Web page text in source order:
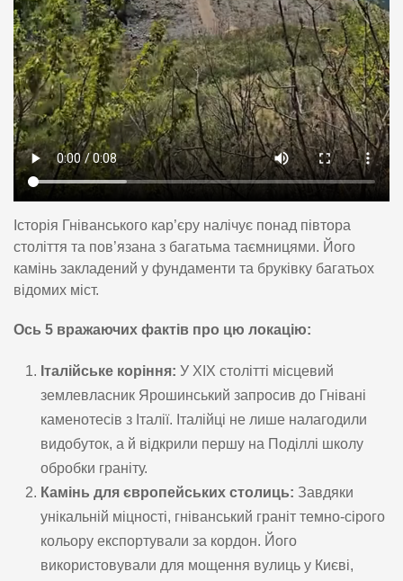
Історія Гніванського кар’єру налічує понад півтора
століття та пов’язана з багатьма таємницями. Його
камінь закладений у фундаменти та бруківку багатьох
відомих міст.
Ось 5 вражаючих фактів про цю локацію:
Італійське коріння: У XIX столітті місцевий
землевласник Ярошинський запросив до Гнівані
каменотесів з Італії. Італійці не лише налагодили
видобуток, а й відкрили першу на Поділлі школу
обробки граніту.
Камінь для європейських столиць: Завдяки
унікальній міцності, гніванський граніт темно-сірого
кольору експортували за кордон. Його
використовували для мощення вулиць у Києві,